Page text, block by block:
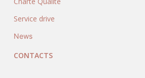
Service drive
News
CONTACTS